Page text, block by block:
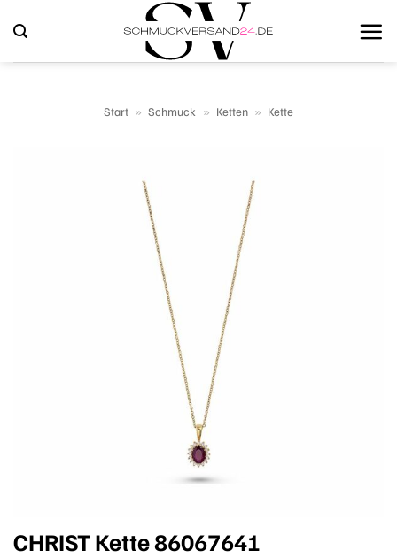
Inhalt
springen
Start » Schmuck » Ketten » Kette
CHRIST Kette 86067641